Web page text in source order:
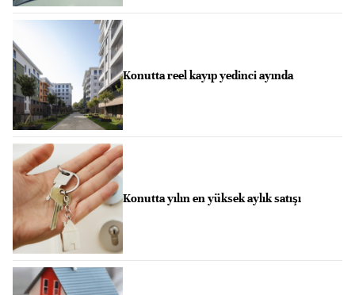
Konutta reel kayıp yedinci ayında
Konutta yılın en yüksek aylık satışı